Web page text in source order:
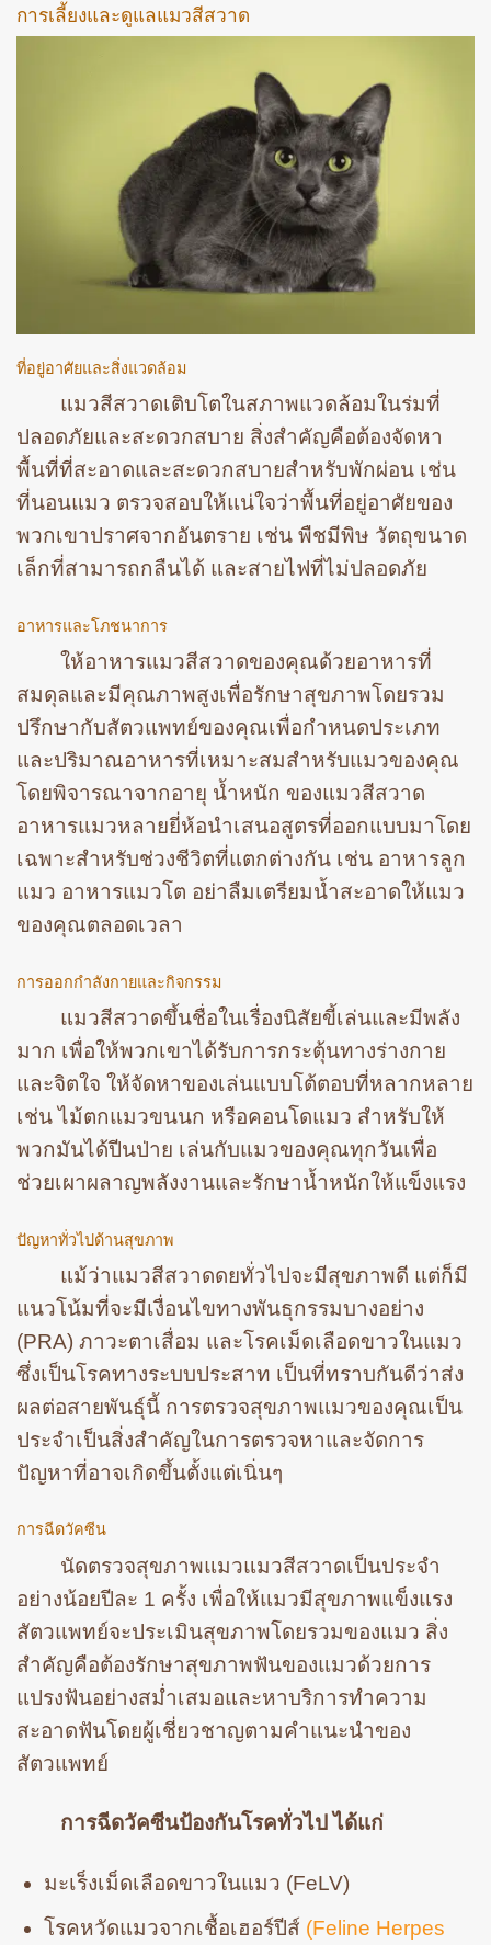
การเลี้ยงและดูแลแมวสีสวาด
ที่อยู่อาศัยและสิ่งแวดล้อม
แมวสีสวาดเติบโตในสภาพแวดล้อมในร่มที่
ปลอดภัยและสะดวกสบาย สิ่งสำคัญคือต้องจัดหา
พื้นที่ที่สะอาดและสะดวกสบายสำหรับพักผ่อน เช่น
ที่นอนแมว ตรวจสอบให้แน่ใจว่าพื้นที่อยู่อาศัยของ
พวกเขาปราศจากอันตราย เช่น พืชมีพิษ วัตถุขนาด
เล็กที่สามารถกลืนได้ และสายไฟที่ไม่ปลอดภัย
อาหารและโภชนาการ
ให้อาหารแมวสีสวาดของคุณด้วยอาหารที่
สมดุลและมีคุณภาพสูงเพื่อรักษาสุขภาพโดยรวม
ปรึกษากับสัตวแพทย์ของคุณเพื่อกำหนดประเภท
และปริมาณอาหารที่เหมาะสมสำหรับแมวของคุณ
โดยพิจารณาจากอายุ น้ำหนัก ของแมวสีสวาด
อาหารแมวหลายยี่ห้อนำเสนอสูตรที่ออกแบบมาโดย
เฉพาะสำหรับช่วงชีวิตที่แตกต่างกัน เช่น อาหารลูก
แมว อาหารแมวโต อย่าลืมเตรียมน้ำสะอาดให้แมว
ของคุณตลอดเวลา
การออกกำลังกายและกิจกรรม
แมวสีสวาดขึ้นชื่อในเรื่องนิสัยขี้เล่นและมีพลัง
มาก เพื่อให้พวกเขาได้รับการกระตุ้นทางร่างกาย
และจิตใจ ให้จัดหาของเล่นแบบโต้ตอบที่หลากหลาย
เช่น ไม้ตกแมวขนนก หรือคอนโดแมว สำหรับให้
พวกมันได้ปีนป่าย เล่นกับแมวของคุณทุกวันเพื่อ
ช่วยเผาผลาญพลังงานและรักษาน้ำหนักให้แข็งแรง
ปัญหาทั่วไปด้านสุขภาพ
แม้ว่าแมวสีสวาดดยทั่วไปจะมีสุขภาพดี แต่ก็มี
แนวโน้มที่จะมีเงื่อนไขทางพันธุกรรมบางอย่าง
(PRA) ภาวะตาเสื่อม และโรคเม็ดเลือดขาวในแมว
ซึ่งเป็นโรคทางระบบประสาท เป็นที่ทราบกันดีว่าส่ง
ผลต่อสายพันธุ์นี้ การตรวจสุขภาพแมวของคุณเป็น
ประจำเป็นสิ่งสำคัญในการตรวจหาและจัดการ
ปัญหาที่อาจเกิดขึ้นตั้งแต่เนิ่นๆ
การฉีดวัคซีน
นัดตรวจสุขภาพแมวแมวสีสวาดเป็นประจำ
อย่างน้อยปีละ 1 ครั้ง เพื่อให้แมวมีสุขภาพแข็งแรง
สัตวแพทย์จะประเมินสุขภาพโดยรวมของแมว สิ่ง
สำคัญคือต้องรักษาสุขภาพฟันของแมวด้วยการ
แปรงฟันอย่างสม่ำเสมอและหาบริการทำความ
สะอาดฟันโดยผู้เชี่ยวชาญตามคำแนะนำของ
สัตวแพทย์
การฉีดวัคซีนป้องกันโรคทั่วไป ได้แก่
มะเร็งเม็ดเลือดขาวในแมว (FeLV)
โรคหวัดแมวจากเชื้อเฮอร์ปีส์ (Feline Herpes